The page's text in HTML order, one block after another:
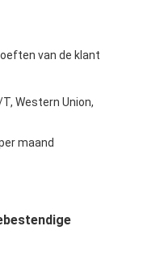
van de klant
T, Western Union,
maand